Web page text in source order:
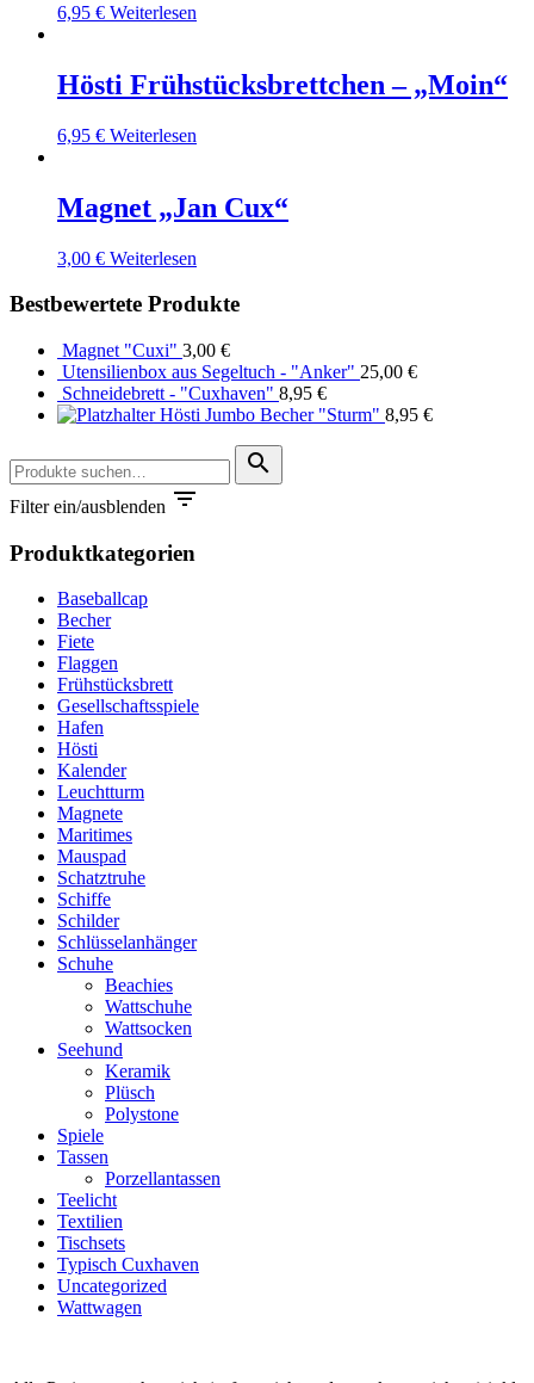
6,95 € Weiterlesen
Hösti Frühstücksbrettchen – „Moin“
6,95 € Weiterlesen
Magnet „Jan Cux“
3,00 € Weiterlesen
Bestbewertete Produkte
Magnet "Cuxi" 3,00 €
Utensilienbox aus Segeltuch - "Anker" 25,00 €
Schneidebrett - "Cuxhaven" 8,95 €
Hösti Jumbo Becher "Sturm" 8,95 €
nach:
search
Filter ein/ausblenden 
Produktkategorien
Baseballcap
Becher
Fiete
Flaggen
Frühstücksbrett
Gesellschaftsspiele
Hafen
Hösti
Kalender
Leuchtturm
Magnete
Maritimes
Mauspad
Schatztruhe
Schiffe
Schilder
Schlüsselanhänger
Schuhe
Beachies
Wattschuhe
Wattsocken
Seehund
Keramik
Plüsch
Polystone
Spiele
Tassen
Porzellantassen
Teelicht
Textilien
Tischsets
Typisch Cuxhaven
Uncategorized
Wattwagen